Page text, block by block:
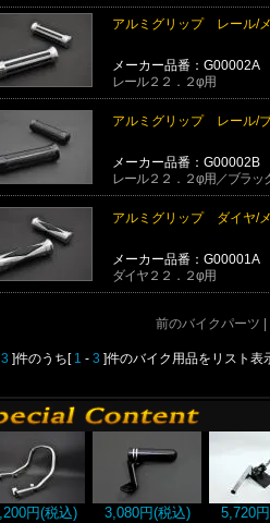
アルミグリップ レール/
レール２２．２φ用
メーカー品番：G00002A
アルミグリップ レール/
レール２２．２φ用／ブラッ
メーカー品番：G00002B
アルミグリップ ダイヤ/
ダイヤ２２．２φ用
メーカー品番：G00001A
前のバイクパーツ
3 ]件のうち[ 1 - 3 ]件のバイク用品をリスト表
円(税込) 3,080円(税込) 5,720